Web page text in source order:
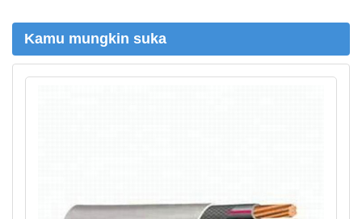
Kamu mungkin suka